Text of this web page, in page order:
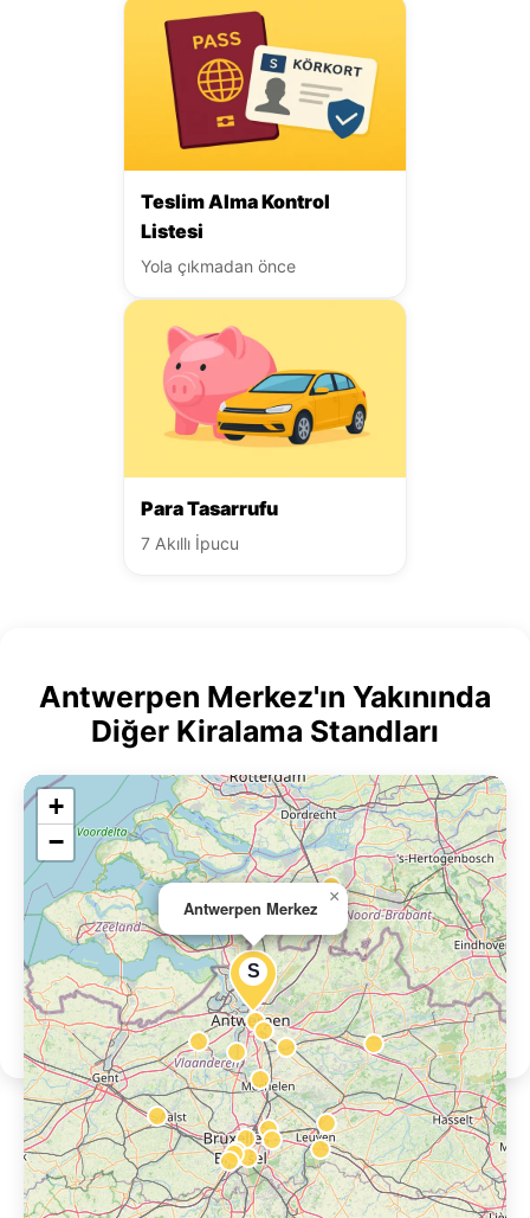
Teslim Alma Kontrol
Listesi
Yola çıkmadan önce
Para Tasarrufu
7 Akıllı İpucu
Antwerpen Merkez'ın Yakınında
Diğer Kiralama Standları
S
Antwerpen Merkez
×
+
−
Antwerpen Merkez'ın Yakınında